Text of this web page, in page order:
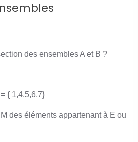
des ensembles A et B ?
{ 1,4,5,6,7}
des éléments appartenant à E ou